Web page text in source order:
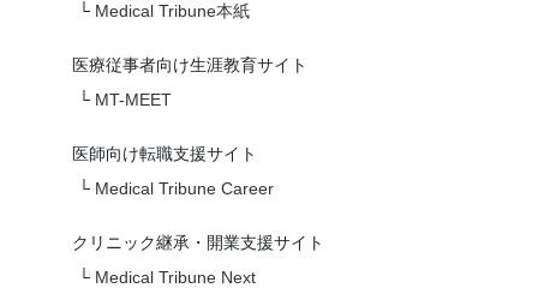
└ Medical Tribune本紙
医療従事者向け生涯教育サイト
└ MT-MEET
医師向け転職支援サイト
└ Medical Tribune Career
クリニック継承・開業支援サイト
└ Medical Tribune Next